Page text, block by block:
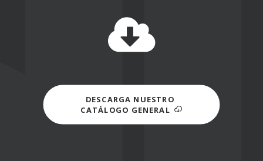
DESCARGA NUESTRO
CATÁLOGO GENERAL